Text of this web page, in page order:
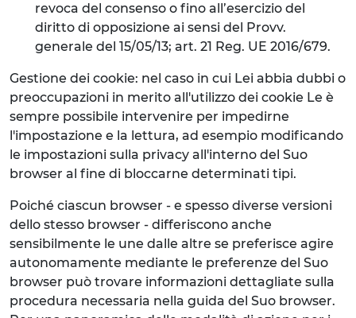
revoca del consenso o fino all’esercizio del
diritto di opposizione ai sensi del Provv.
generale del 15/05/13; art. 21 Reg. UE 2016/679.
Gestione dei cookie: nel caso in cui Lei abbia dubbi o
preoccupazioni in merito all'utilizzo dei cookie Le è
sempre possibile intervenire per impedirne
l'impostazione e la lettura, ad esempio modificando
le impostazioni sulla privacy all'interno del Suo
browser al fine di bloccarne determinati tipi.
Poiché ciascun browser - e spesso diverse versioni
dello stesso browser - differiscono anche
sensibilmente le une dalle altre se preferisce agire
autonomamente mediante le preferenze del Suo
browser può trovare informazioni dettagliate sulla
procedura necessaria nella guida del Suo browser.